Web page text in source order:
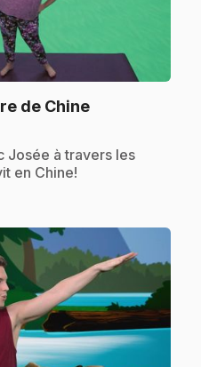
de Chine.
Josée à travers les
en Chine!